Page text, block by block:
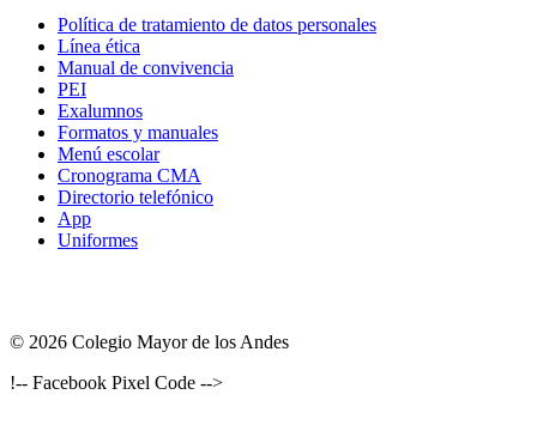
Política de tratamiento de datos personales
Línea ética
Manual de convivencia
PEI
Exalumnos
Formatos y manuales
Menú escolar
Cronograma CMA
Directorio telefónico
App
Uniformes
© 2026 Colegio Mayor de los Andes
!-- Facebook Pixel Code -->